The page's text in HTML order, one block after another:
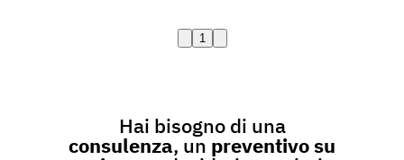
1
Hai bisogno di una
consulenza, un preventivo su